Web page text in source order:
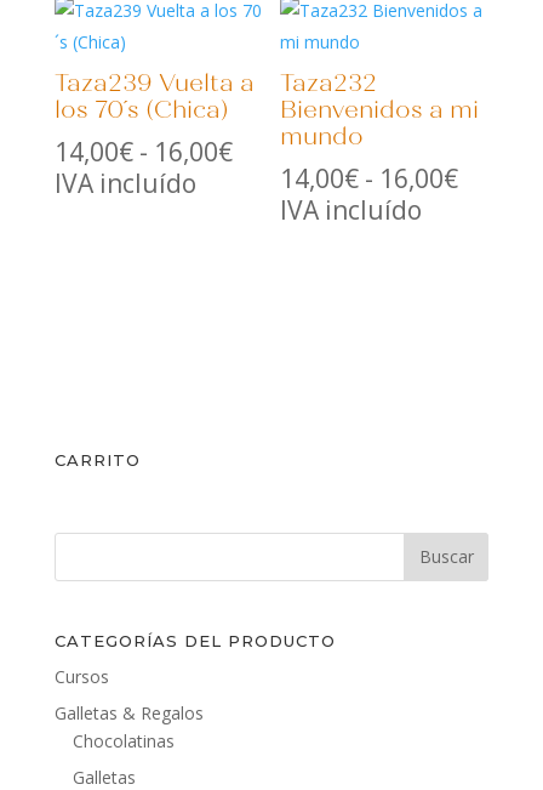
14,00€
hasta
16,00€
14,00€
Taza239 Vuelta a
los 70´s (Chica)
14,00€ - 16,00€Rango
precios:
IVA incluído
Taza232
Bienvenidos a mi
mundo
14,00€ - 16,00€Rango
IVA incluído
CARRITO
CATEGORÍAS DEL PRODUCTO
Cursos
Galletas & Regalos
Chocolatinas
Galletas